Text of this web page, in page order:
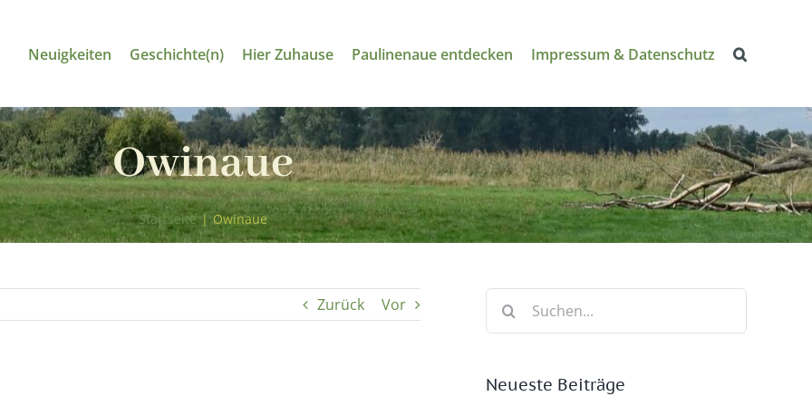
Neuigkeiten Geschichte(n) Hier Zuhause Paulinenaue entdecken Impressum & Datenschutz
Owinaue
Startseite | Owinaue
Zurück Vor
Suche
Neueste Beiträge